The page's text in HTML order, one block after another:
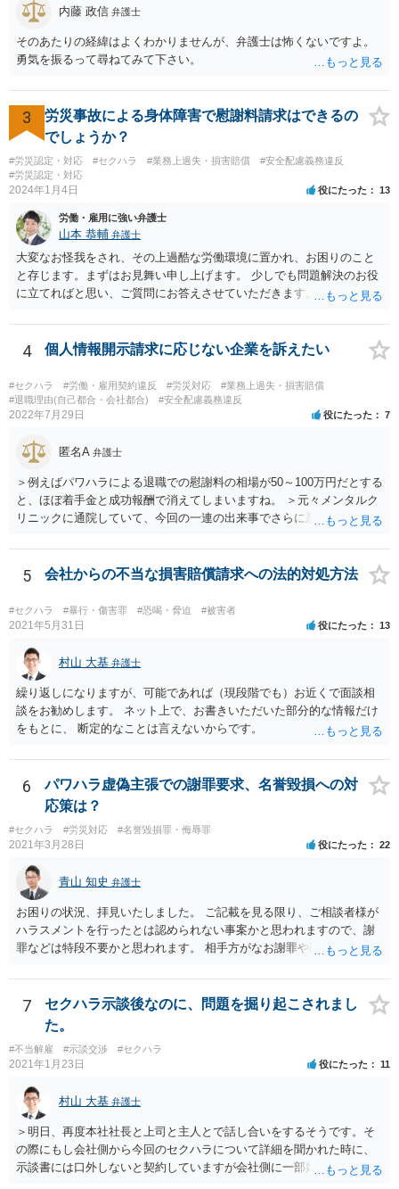
内藤 政信 弁護士
そのあたりの経緯はよくわかりませんが、弁護士は怖くないですよ。
勇気を振るって尋ねてみて下さい。
3
労災事故による身体障害で慰謝料請求はできるの
でしょうか？
#労災認定・対応 #セクハラ #業務上過失・損害賠償
#安全配慮義務違反
#労災認定・対応
2024年1月4日 役にたった 13
労働・雇用に強い弁護士
山本 恭輔 弁護士
大変なお怪我をされ、その上過酷な労働環境に置かれ、お困りのこと
と存じます。まずはお見舞い申し上げます。 少しでも問題解決のお役
に立てればと思い、ご質問にお答えさせていただきます。 ご相談者の
我に関しては労災保険からの給付や会社からの損害賠償が、過重労働
に関しては未払残業代の支払が受けられる可能性がある事案とお見受
けします。 請求が認められる可能性や採るべき手続を検討するには、
様々な事情のヒアリングや証拠資料の検討が必要になるため、今後の
方針の検討も含め、一度面談にて法律相談をされることをおすすめし
ます。
4 個人情報開示請求に応じない企業を訴えたい
#セクハラ #労働・雇用契約違反 #労災対応
#業務上過失・損害賠償
#退職理由(自己都合・会社都合)
#安全配慮義務違反
2022年7月29日 役にたった 7
匿名A 弁護士
＞例えばパワハラによる退職での慰謝料の相場が50～100万円だとする
と、ほぼ着手金と成功報酬で消えてしまいますね。 ＞元々メンタルク
リニックに通院していて、今回の一連の出来事でさらに悪化した事実
万が一、慰謝料請求が認められるにしても金額としては微々たるもの
かと思いますが、依頼する弁護士に詳細を説明したうえで指示を仰い
5 会社からの不当な損害賠償請求への法的対処方法
#セクハラ #暴行・傷害罪 #恐喝・脅迫 #被害者
2021年5月31日 役にたった 13
村山 大基 弁護士
繰り返しになりますが、可能であれば（現段階でも）お近くで面談相
談をお勧めします。 ネット上で、お書きいただいた部分的な情報だけ
をもとに、 断定的なことは言えないからです。
6
パワハラ虚偽主張での謝罪要求、名誉毀損への対
応策は？
#セクハラ #労災対応 #名誉毀損罪・侮辱罪
2021年3月28日 役にたった 22
青山 知史 弁護士
お困りの状況、拝見いたしました。 ご記載を見る限り、ご相談者様が
ハラスメントを行ったとは認められない事案かと思われますので、謝
罪などは特段不要かと思われます。 相手方がなお謝罪や賠償を要求す
訴訟などによって債務不存在確認などを求めることも可能です。 相手
方の行為は、ご相談者様の名誉や名誉感情を損なう事項を第三者に通
知したものであり、社内でも共有されている実態を考えれば、金額の
多寡は別として、名誉毀損に基づく損害賠償請求などが成立する可能
性もあるかと思われます。 本件に対する対応ですが、そもそも根拠を
欠く主張であり、会社としても相手方の請求を取り合うつもり事態が
ない可能性もあるかと思われます。 こうした場合であれば、結局は相
手方として、言い分がなにも通らないまま、断念ををすることにな
り、ご相談者様も直接に問題のある人物と接触を持たずに済むかと思
いますので、必ずしも、ご相談者様がコストをかけて、相手方を責め
るまでをしなくともよいかとも考えられます。 もっとも、ご相談者様
として本件行動が納得できない場合には、コスト面も生じることから
7
セクハラ示談後なのに、問題を掘り起こされまし
た。
#不当解雇 #示談交渉 #セクハラ
2021年1月23日 役にたった 11
村山 大基 弁護士
＞明日、再度本社社長と上司と主人とで話し合いをするそうです。そ
の際にもし会社側から今回のセクハラについて詳細を聞かれた時に、
示談書には口外しないと契約していますが会社側に一部始終を話して